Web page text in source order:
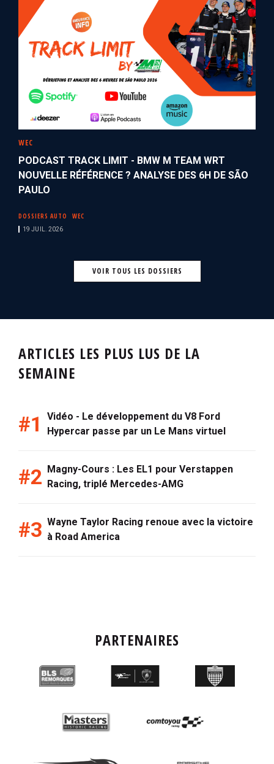
WEC
PODCAST TRACK LIMIT - BMW M TEAM WRT
NOUVELLE RÉFÉRENCE ? ANALYSE DES 6H DE SÃO
PAULO
DOSSIERS AUTO WEC
19 JUIL. 2026
VOIR TOUS LES DOSSIERS
ARTICLES LES PLUS LUS DE LA
SEMAINE
Vidéo - Le développement du V8 Ford
Hypercar passe par un Le Mans virtuel
Magny-Cours : Les EL1 pour Verstappen
Racing, triplé Mercedes-AMG
Wayne Taylor Racing renoue avec la victoire
à Road America
PARTENAIRES